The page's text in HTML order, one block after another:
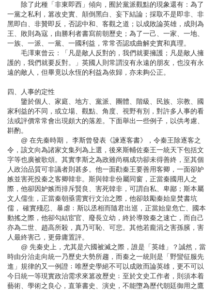
除了此種「非東即西」傾向，囿於黨派觀點的現象還有：為了
一黨之私利，篡改史實、顛倒黑白、妄下結論；採取不是即非、非
黑即白、非贊即反，否認中和、客觀之道；以成敗論英雄，成則為
王、敗則為寇，由勝利者書寫前朝歷史；為了一己、一家、一地、
一族、一派、一黨、一國利益，常常否認或曲解史實和真理。
毛澤東曾云：「凡是敵人反對的，我們就要擁護；凡是敵人擁
護的，我們就要反對。」英國人則常謂沒有永遠的朋友，也沒有永
遠的敵人，但畢竟以永恆的利益為依歸，亦未夠公正。
四、人事的定性
鑒於個人、家庭、地方、黨派、團體、階級、民族、宗教、國
家利益的不同，或立場、觀點、角度、視野有別，對許多人事的看
法或評價常常會出現頗大的落差。下面舉出一些例子，以供考慮、
斟酌。
@ 在先秦時期， 李斯曾發表《諫逐客書》，令秦王除逐客之
令，該文向為諸家文集列為上選，後來斯輔佐秦王一統天下包括文
字等也廣被歌頌。其實李斯之為政雖尚稱成功卻未得善終，至其個
人政治品質可非議者則甚多。他一面勸秦王要善用客卿，一面卻妒
嫉並害死投秦之客卿韓非。斯與韓非份屬同窗，正當秦國用人之
際，他卻因妒嫉而排斥賢良、害死韓非，可謂自私、卑鄙；斯本屬
文人儒生，正當秦朝亟需實行文治之際，他卻鼓勵秦始皇焚書坑
儒， 確實殘忍、暴虐﹔斯以丞相而隨君出巡，正當始皇危亡、國本
動搖之際，他卻勾結宦官、廢長立幼，終於導致秦之速亡，而自己
亦為二世、趙高所殺，真乃可恥、可悲。其他若龐涓之害孫臏，害
人最終害己，更毋庸置評。
@ 先秦史上，尤其是六國被滅之際，誰是「英雄」？誠然，當
時由分治走向統一乃歷史大勢所趨，而秦之一統則是「野蠻征服先
進」規律的又一例證﹔唯歷史學絕不可以成敗而論英雄，更不可以
今日統一等現實政治需求來篡改歷史﹔至於文史工作者，則須本着
藝術、學術之良心，直筆書史、演史，不能墮為歷代朝廷御用之鷹